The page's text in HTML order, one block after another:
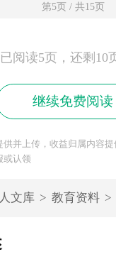
第5页 / 共15页
已阅读5页，还剩10
继续免费阅读
供并上传，收益归属内容
或认领
文库 > 教育资料 >